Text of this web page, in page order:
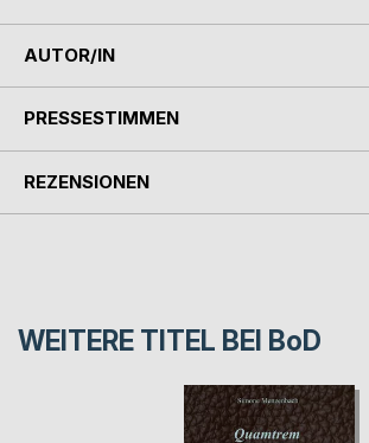
AUTOR/IN
PRESSESTIMMEN
REZENSIONEN
WEITERE TITEL BEI BoD